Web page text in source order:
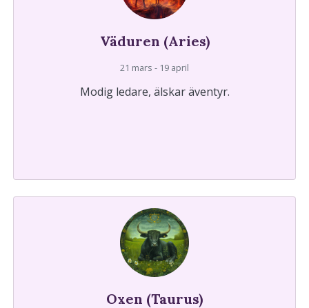
Väduren (Aries)
21 mars - 19 april
Modig ledare, älskar äventyr.
Oxen (Taurus)